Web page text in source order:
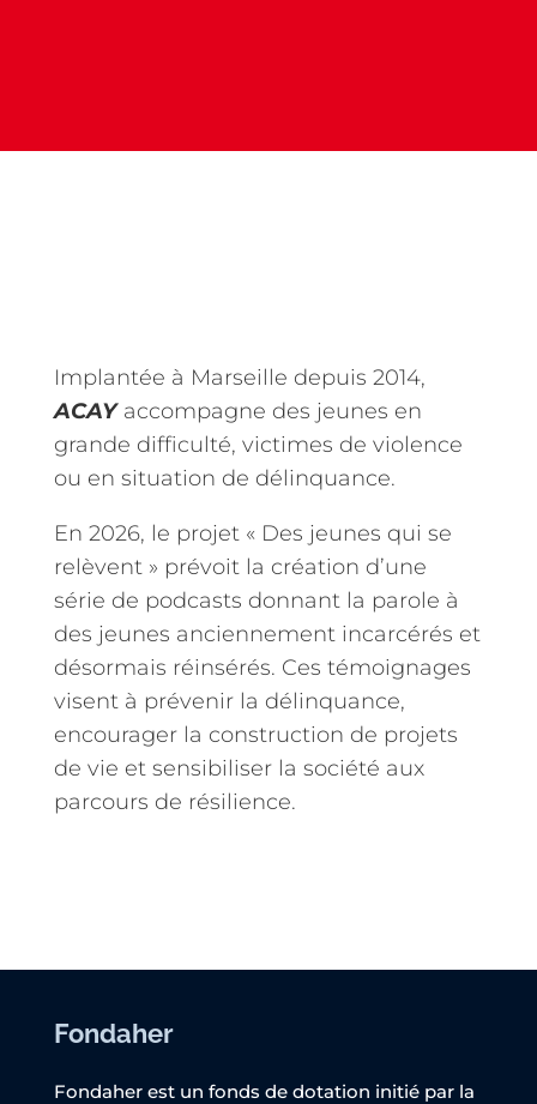
Implantée à Marseille depuis 2014,
ACAYaccompagne des jeunes en
grande difficulté, victimes de violence
ou en situation de délinquance.
En 2026, le projet « Des jeunes qui se
relèvent » prévoit la création d’une
série de podcasts donnant la parole à
des jeunes anciennement incarcérés et
désormais réinsérés. Ces témoignages
visent à prévenir la délinquance,
encourager la construction de projets
de vie et sensibiliser la société aux
parcours de résilience.
Fondaher
Fondaher est un fonds de dotation initié par la